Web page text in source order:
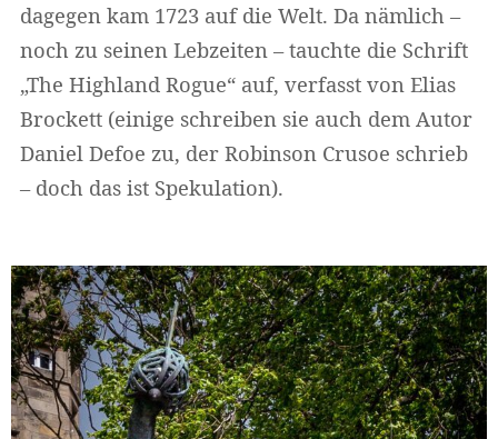
dagegen kam 1723 auf die Welt. Da nämlich –
noch zu seinen Lebzeiten – tauchte die Schrift
„The Highland Rogue“ auf, verfasst von Elias
Brockett (einige schreiben sie auch dem Autor
Daniel Defoe zu, der Robinson Crusoe schrieb
– doch das ist Spekulation).